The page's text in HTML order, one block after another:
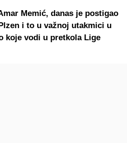
Memić, danas je postigao
i to u važnoj utakmici u
koje vodi u pretkola Lige